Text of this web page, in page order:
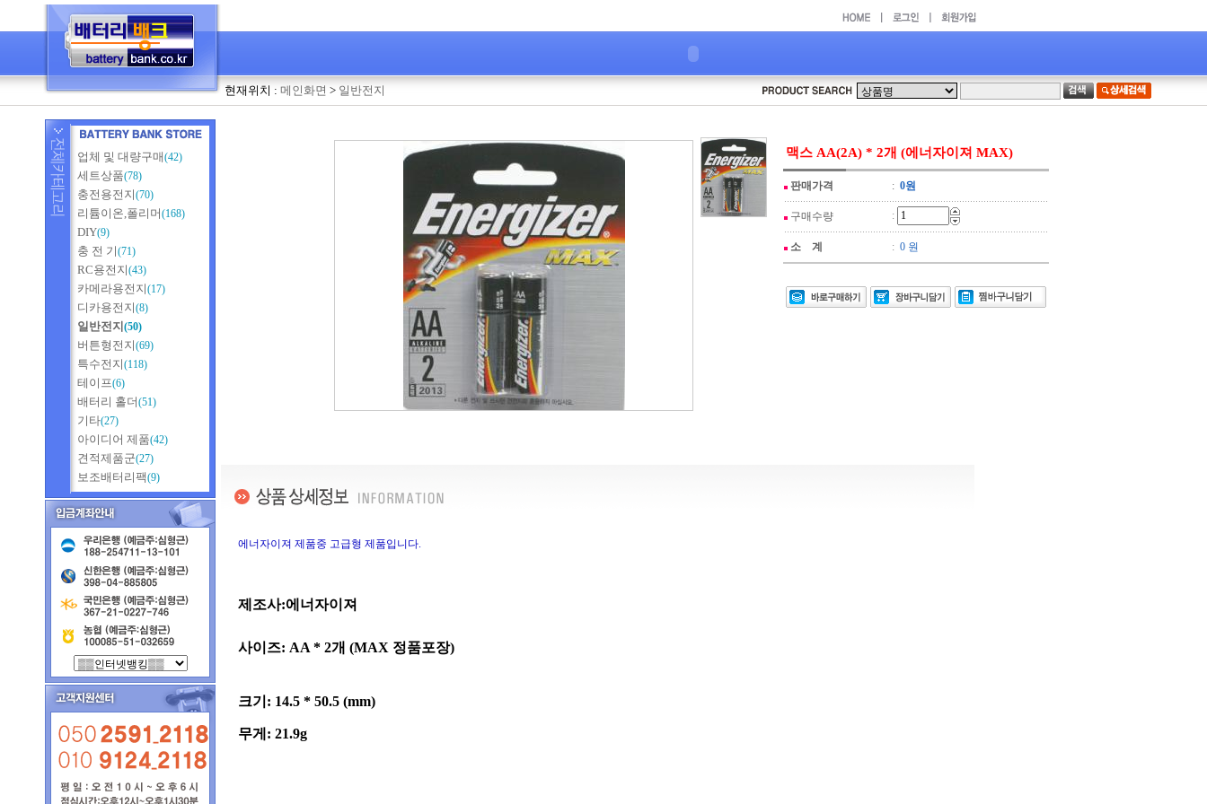
현재위치 : 메인화면 > 일반전지
업체 및 대량구매(42)
세트상품(78)
충전용전지(70)
리튬이온,폴리머(168)
DIY(9)
충 전 기(71)
RC용전지(43)
카메라용전지(17)
디카용전지(8)
일반전지 (50)
버튼형전지(69)
특수전지(118)
테이프(6)
배터리 홀더(51)
기타(27)
아이디어 제품(42)
견적제품군(27)
보조배터리팩(9)
맥스 AA(2A) * 2개 (에너자이져 MAX)
판매가격 : 0원
구매수량 :
소 계 : 0 원
에너자이져 제품중 고급형 제품입니다.
제조사:에너자이져
사이즈: AA * 2개 (MAX 정품포장)
크기: 14.5 * 50.5 (mm)
무게: 21.9g